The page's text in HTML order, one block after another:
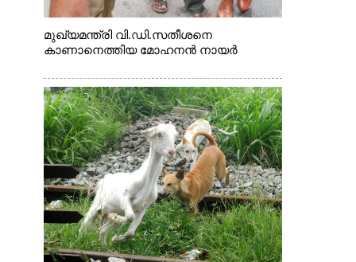
മുഖ്യമന്ത്രി വി.ഡി.സതീശനെ
കാണാനെത്തിയ മോഹനൻ നായർ